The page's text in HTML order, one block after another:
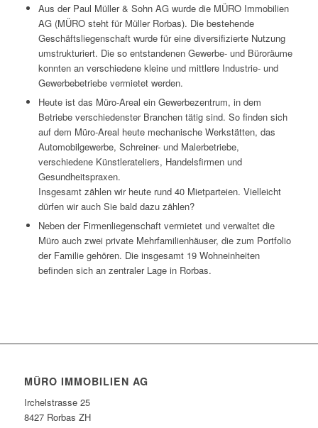
Aus der Paul Müller & Sohn AG wurde die MÜRO Immobilien
AG (MÜRO steht für Müller Rorbas). Die bestehende
Geschäftsliegenschaft wurde für eine diversifizierte Nutzung
umstrukturiert. Die so entstandenen Gewerbe- und Büroräume
konnten an verschiedene kleine und mittlere Industrie- und
Gewerbebetriebe vermietet werden.
Heute ist das Müro-Areal ein Gewerbezentrum, in dem
Betriebe verschiedenster Branchen tätig sind. So finden sich
auf dem Müro-Areal heute mechanische Werkstätten, das
Automobilgewerbe, Schreiner- und Malerbetriebe,
verschiedene Künstlerateliers, Handelsfirmen und
Gesundheitspraxen.
Insgesamt zählen wir heute rund 40 Mietparteien. Vielleicht
dürfen wir auch Sie bald dazu zählen?
Neben der Firmenliegenschaft vermietet und verwaltet die
Müro auch zwei private Mehrfamilienhäuser, die zum Portfolio
der Familie gehören. Die insgesamt 19 Wohneinheiten
befinden sich an zentraler Lage in Rorbas.
MÜRO IMMOBILIEN AG
Irchelstrasse 25
8427 Rorbas ZH